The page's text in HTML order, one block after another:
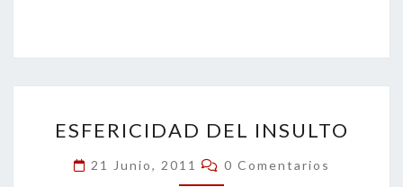
o
o
k
er dI
n
l
p
ar
tir
DEL
INSULTO
ESFERICIDAD DEL INSULTO
21 Junio, 2011 Comentarios
0 Comentarios